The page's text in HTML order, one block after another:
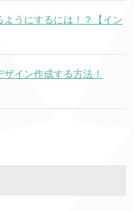
ようにするには！？【イン
イン作成する方法！